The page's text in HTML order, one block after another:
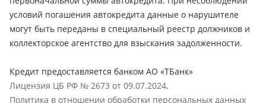
условий погашения автокредита данные о нарушителе
могут быть переданы в специальный реестр должников и
коллекторское агентство для взыскания задолженности.
Кредит предоставляется банком АО «ТБанк»
Лицензия ЦБ РФ № 2673 от 09.07.2024.
Политика в отношении обработки персональных данных